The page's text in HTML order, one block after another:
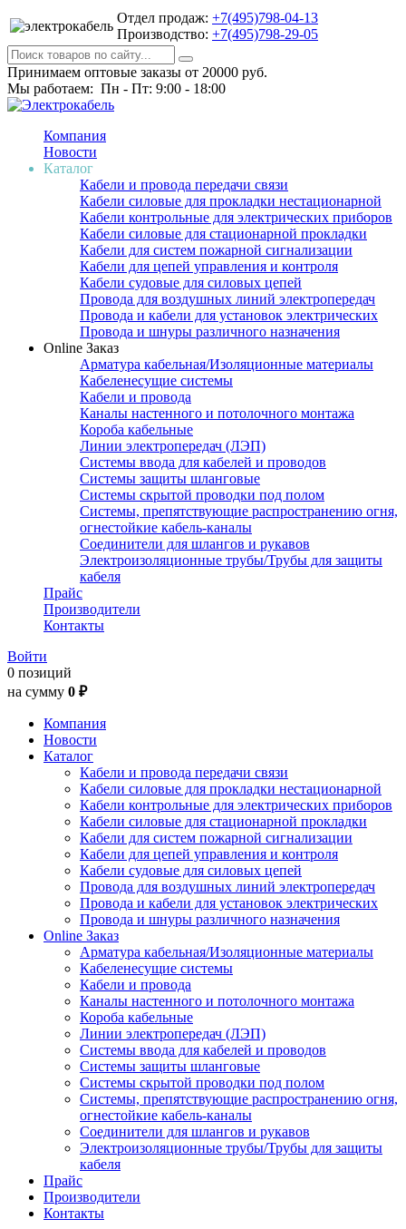
Отдел продаж: +7(495)798-04-13
Производство: +7(495)798-29-05
Принимаем оптовые заказы от 20000 руб.
Мы работаем: Пн - Пт: 9:00 - 18:00
Компания
Новости
Каталог
Кабели и провода передачи связи
Кабели силовые для прокладки нестационарной
Кабели контрольные для электрических приборов
Кабели силовые для стационарной прокладки
Кабели для систем пожарной сигнализации
Кабели для цепей управления и контроля
Кабели судовые для силовых цепей
Провода для воздушных линий электропередач
Провода и кабели для установок электрических
Провода и шнуры различного назначения
Online Заказ
Арматура кабельная/Изоляционные материалы
Кабеленесущие системы
Кабели и провода
Каналы настенного и потолочного монтажа
Короба кабельные
Линии электропередач (ЛЭП)
Системы ввода для кабелей и проводов
Системы защиты шланговые
Системы скрытой проводки под полом
Системы, препятствующие распространению огня,
огнестойкие кабель-каналы
Соединители для шлангов и рукавов
Электроизоляционные трубы/Трубы для защиты
кабеля
Прайс
Производители
Контакты
Войти
0 позиций
на сумму 0 ₽
Компания
Новости
Каталог
Кабели и провода передачи связи
Кабели силовые для прокладки нестационарной
Кабели контрольные для электрических приборов
Кабели силовые для стационарной прокладки
Кабели для систем пожарной сигнализации
Кабели для цепей управления и контроля
Кабели судовые для силовых цепей
Провода для воздушных линий электропередач
Провода и кабели для установок электрических
Провода и шнуры различного назначения
Online Заказ
Арматура кабельная/Изоляционные материалы
Кабеленесущие системы
Кабели и провода
Каналы настенного и потолочного монтажа
Короба кабельные
Линии электропередач (ЛЭП)
Системы ввода для кабелей и проводов
Системы защиты шланговые
Системы скрытой проводки под полом
Системы, препятствующие распространению огня,
огнестойкие кабель-каналы
Соединители для шлангов и рукавов
Электроизоляционные трубы/Трубы для защиты
кабеля
Прайс
Производители
Контакты